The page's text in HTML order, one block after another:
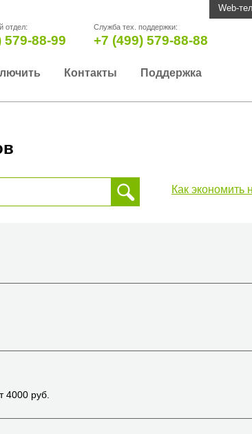
Web-
отдел:
579-88-99
Служба тех. поддержки:
+7 (499) 579-88-88
Контакты Поддержка
Как экономить
4000 руб.